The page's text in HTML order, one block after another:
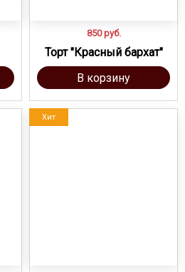
850 руб.
Торт "Красный бархат"
В корзину
Хит